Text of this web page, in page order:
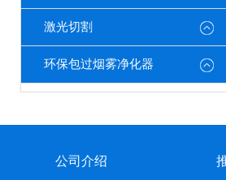
激光切割
环保包过烟雾净化器
公司介绍